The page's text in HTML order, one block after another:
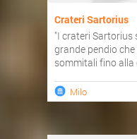
Crateri Sartorius
"I crateri Sartorius
grande pendio
sommitali fino alla
Milo